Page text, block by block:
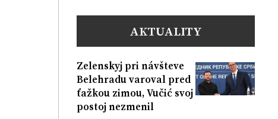
AKTUALITY
Zelenskyj pri návšteve
Belehradu varoval pred
ťažkou zimou, Vučić svoj
postoj nezmenil